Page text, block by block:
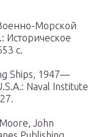
Морской
: Историческое
с.
Ships, 1947—
Naval Institute
John